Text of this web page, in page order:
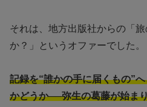
それは、地方出版社からの「
か？」というオファーでした。
記録を“誰かの手に届くもの”
かどうか──弥生の葛藤が始ま